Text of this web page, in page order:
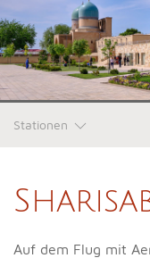
Stationen
Auf dem Flug mit